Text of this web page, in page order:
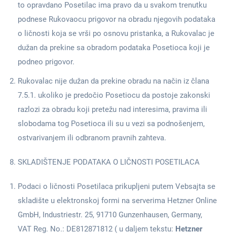
to opravdano Posetilac ima pravo da u svakom trenutku
podnese Rukovaocu prigovor na obradu njegovih podataka
o ličnosti koja se vrši po osnovu pristanka, a Rukovalac je
dužan da prekine sa obradom podataka Posetioca koji je
podneo prigovor.
Rukovalac nije dužan da prekine obradu na način iz člana
7.5.1. ukoliko je predočio Posetiocu da postoje zakonski
razlozi za obradu koji pretežu nad interesima, pravima ili
slobodama tog Posetioca ili su u vezi sa podnošenjem,
ostvarivanjem ili odbranom pravnih zahteva.
SKLADIŠTENJE PODATAKA O LIČNOSTI POSETILACA
Podaci o ličnosti Posetilaca prikupljeni putem Vebsajta se
skladište u elektronskoj formi na serverima Hetzner Online
GmbH, Industriestr. 25, 91710 Gunzenhausen, Germany,
VAT Reg. No.: DE812871812 ( u daljem tekstu: Hetzner